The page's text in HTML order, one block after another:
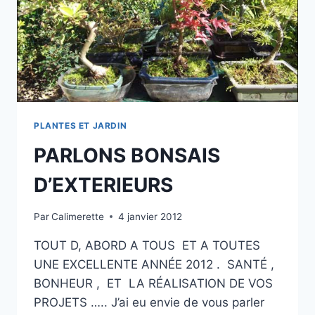
PLANTES ET JARDIN
PARLONS BONSAIS
D’EXTERIEURS
ParCalimerette 4 janvier 2012
TOUT D, ABORD A TOUS ET A TOUTES
UNE EXCELLENTE ANNÉE 2012 . SANTÉ ,
BONHEUR , ET LA RÉALISATION DE VOS
PROJETS ….. J’ai eu envie de vous parler